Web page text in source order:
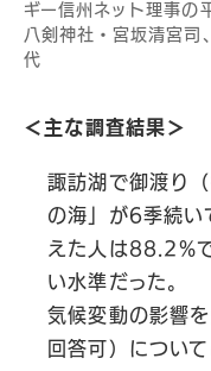
ギー信州ネット理事の
八剣神社・宮坂清宮司
代
＜主な調査結果＞
諏訪湖で御渡り
の海」が6季続い
えた人は88.2%
い水準だった。
気候変動の影響
回答可）につい